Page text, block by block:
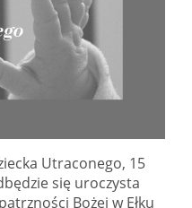
Utraconego, 15
się uroczysta
Bożej w Ełku